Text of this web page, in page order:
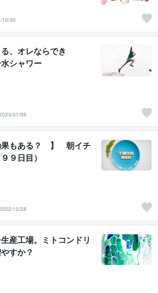
10/30
、オレならでき
シャワー
01/09
果もある？ 】 朝イチ
９日目）
12/28
産工場。ミトコンドリ
すか？